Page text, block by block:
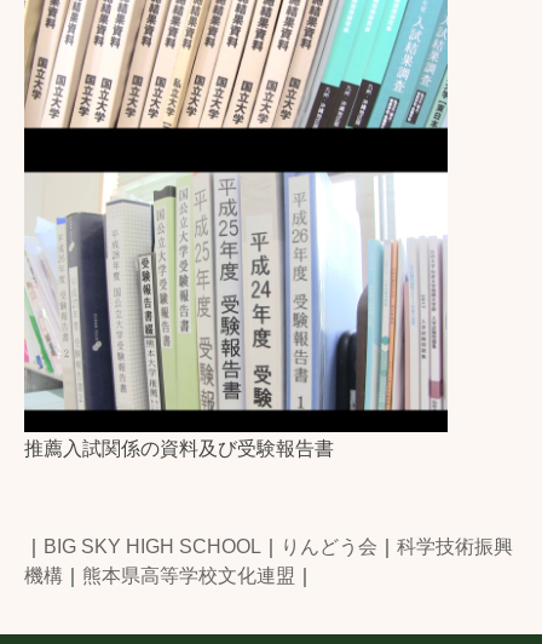
推薦入試関係の資料及び受験報告書
BIG SKY HIGH SCHOOL りんどう会
科学技術振興
機構
熊本県高等学校文化連盟